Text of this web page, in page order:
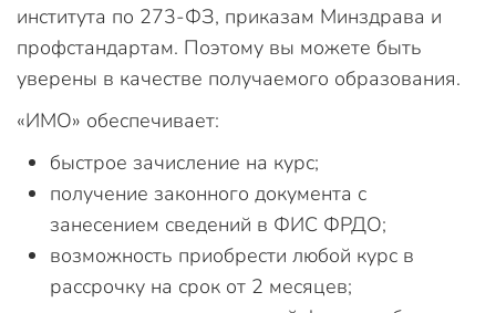
института по 273-ФЗ, приказам Минздрава и
профстандартам. Поэтому вы можете быть
уверены в качестве получаемого образования.
«ИМО» обеспечивает:
быстрое зачисление на курс;
получение законного документа с
занесением сведений в ФИС ФРДО;
возможность приобрести любой курс в
рассрочку на срок от 2 месяцев;